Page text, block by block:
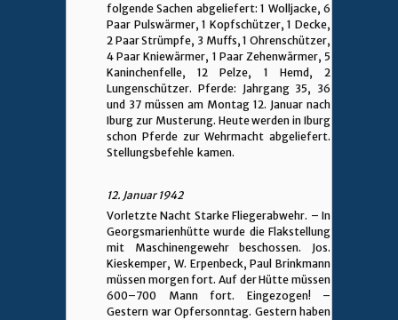
folgende Sachen abgeliefert: 1 Wolljacke, 6
Paar Pulswärmer, 1 Kopfschützer, 1 Decke,
2 Paar Strümpfe, 3 Muffs, 1 Ohrenschützer,
4 Paar Kniewärmer, 1 Paar Zehenwärmer, 5
Kaninchenfelle, 12 Pelze, 1 Hemd, 2
Lungenschützer. Pferde: Jahrgang 35, 36
und 37 müssen am Montag 12. Januar nach
Iburg zur Musterung. Heute werden in Iburg
schon Pferde zur Wehrmacht abgeliefert.
Stellungsbefehle kamen.
12. Januar 1942
Vorletzte Nacht Starke Fliegerabwehr. – In
Georgsmarienhütte wurde die Flakstellung
mit Maschinengewehr beschossen. Jos.
Kieskemper, W. Erpenbeck, Paul Brinkmann
müssen morgen fort. Auf der Hütte müssen
600–700 Mann fort. Eingezogen! –
Gestern war Opfersonntag. Gestern haben